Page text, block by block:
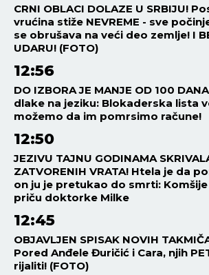
CRNI OBLACI DOLAZE U SRBIJU!
vrućina stiže NEVREME - sve
se obrušava na veći deo zemlje! I
UDARU! (FOTO)
12:56
DO IZBORA JE MANJE OD 100
dlake na jeziku: Blokaderska lista
možemo da im pomrsimo račune!
12:50
JEZIVU TAJNU GODINAMA
ZATVORENIH VRATA! Htela je da
on ju je pretukao do smrti:
priču doktorke Milke
12:45
OBJAVLJEN SPISAK NOVIH
Pored Anđele Đuričić i Cara, njih
rijaliti! (FOTO)